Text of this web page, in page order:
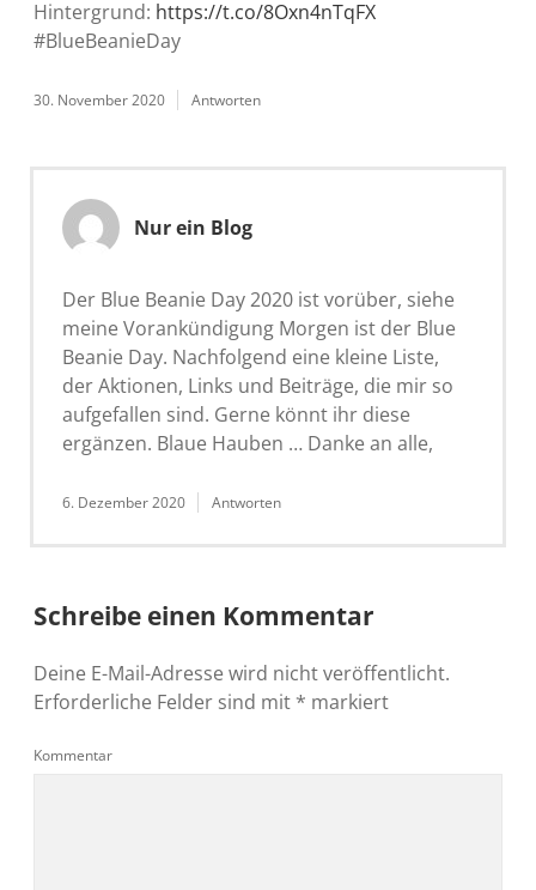
Hintergrund: https://t.co/8Oxn4nTqFX
#BlueBeanieDay
30. November 2020 Antworten
Nur ein Blog
Der Blue Beanie Day 2020 ist vorüber, siehe
meine Vorankündigung Morgen ist der Blue
Beanie Day. Nachfolgend eine kleine Liste,
der Aktionen, Links und Beiträge, die mir so
aufgefallen sind. Gerne könnt ihr diese
ergänzen. Blaue Hauben … Danke an alle,
6. Dezember 2020 Antworten
Schreibe einen Kommentar
Deine E-Mail-Adresse wird nicht veröffentlicht.
Erforderliche Felder sind mit * markiert
Kommentar